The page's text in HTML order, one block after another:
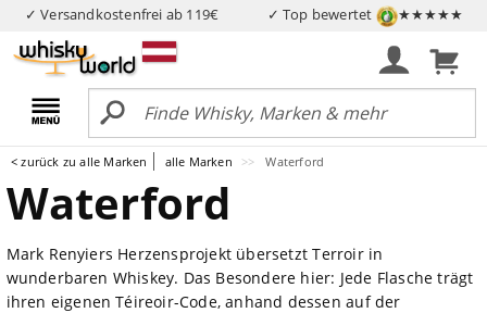
✓ Versandkostenfrei ab 119€ ✓ Top bewertet ★★★★★
< zurück zu alle Marken alle Marken Waterford
Waterford
Mark Renyiers Herzensprojekt übersetzt Terroir in
wunderbaren Whiskey. Das Besondere hier: Jede Flasche trägt
ihren eigenen Téireoir-Code, anhand dessen auf der